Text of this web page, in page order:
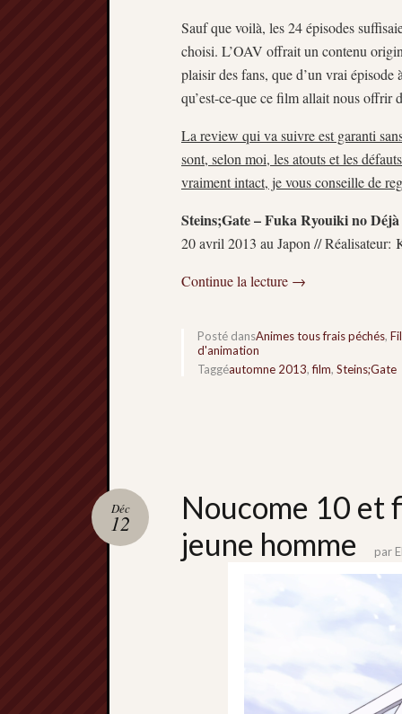
Sauf que voilà, les 24 épisodes
choisi. L’OAV offrait un contenu
plaisir des fans, que d’un vrai
qu’est-ce-que ce film allait nous offrir
La review qui va suivre est garanti
sont, selon moi, les atouts et les
vraiment intact, je vous conseille de
Steins;Gate – Fuka Ryouiki no
20 avril 2013 au Japon //
Continue la lecture →
Posté dansAnimes tous frais péchés,
d'animation
Taggéautomne 2013,film, Steins;Gate
Noucome 10 et
jeune homme
Déc
12
par